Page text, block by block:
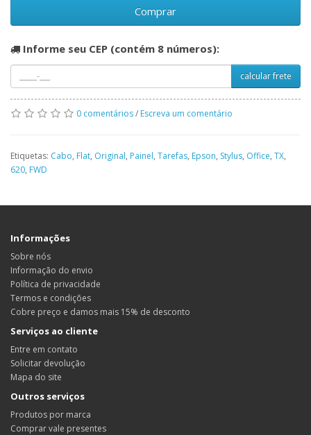
Comprar
Informe seu CEP (contém 8 números):
calcular frete
0 comentários/ Escreva um comentário
Etiquetas: Cabo, Flat, Original, Painel, Tarefas, Epson, Stylus, Office, TX,
620, FWD
Informações
Sobre nós
Informação do envio
Política de privacidade
Termos e condições
Cobre preço e damos mais 15% de desconto
Serviços ao cliente
Entre em contato
Solicitar devolução
Mapa do site
Outros serviços
Produtos por marca
Comprar vale presentes